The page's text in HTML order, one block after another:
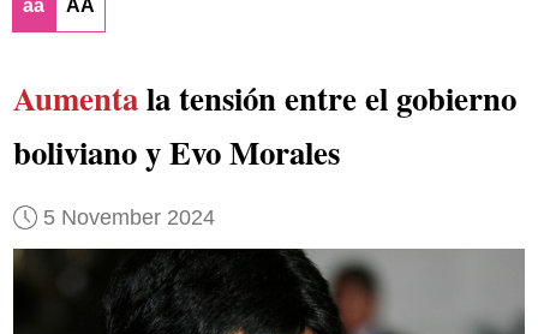
aa AA
Aumentala tensión entre el gobierno
boliviano y Evo Morales
5 November 2024